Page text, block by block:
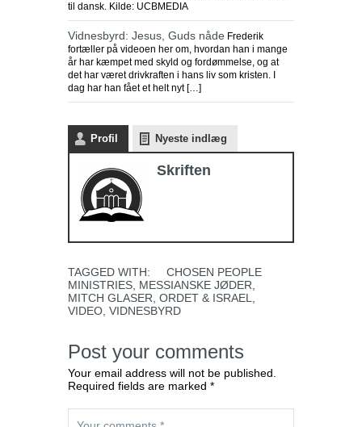
til dansk. Kilde: UCBMEDIA
Vidnesbyrd: Jesus, Guds nåde Frederik
fortæller på videoen her om, hvordan han i mange
år har kæmpet med skyld og fordømmelse, og at
det har været drivkraften i hans liv som kristen. I
dag har han fået et helt nyt […]
Profil Nyeste indlæg
Skriften
TAGGED WITH:
CHOSEN PEOPLE
MINISTRIES MESSIANSKE JØDER
MITCH GLASER ORDET & ISRAEL
VIDEO VIDNESBYRD
Post your comments
Your email address will not be published.
Required fields are marked *